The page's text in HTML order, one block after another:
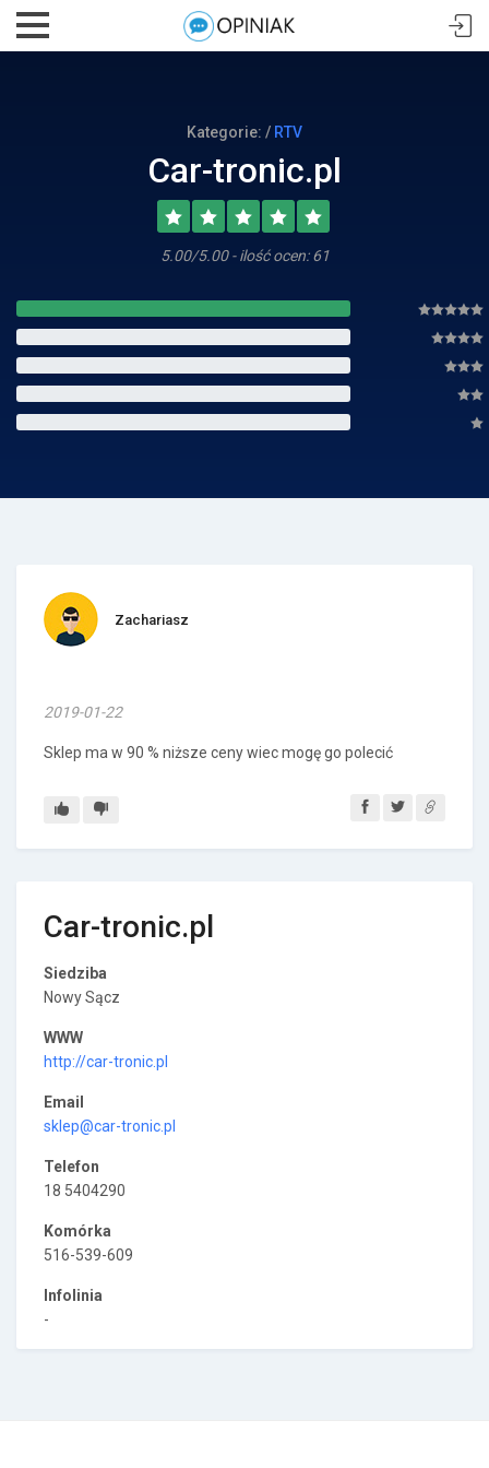
Kategorie: / RTV
Car-tronic.pl
5.00/5.00 - ilość ocen: 61
Zachariasz
2019-01-22
Sklep ma w 90 % niższe ceny wiec mogę go polecić
Car-tronic.pl
Siedziba
Nowy Sącz
WWW
http://car-tronic.pl
Email
sklep@car-tronic.pl
Telefon
18 5404290
Komórka
516-539-609
Infolinia
-